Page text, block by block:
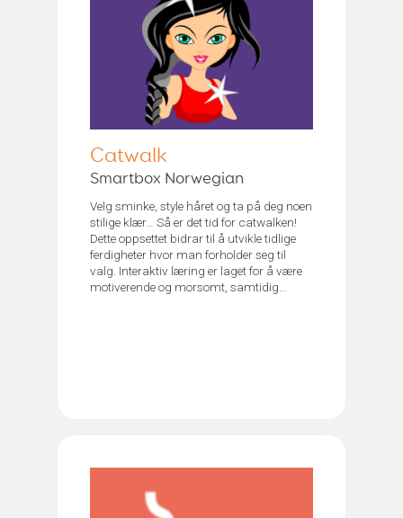
Catwalk
Smartbox Norwegian
Velg sminke, style håret og ta på deg noen
stilige klær… Så er det tid for catwalken!
Dette oppsettet bidrar til å utvikle tidlige
ferdigheter hvor man forholder seg til
valg. Interaktiv læring er laget for å være
motiverende og morsomt, samtidig...